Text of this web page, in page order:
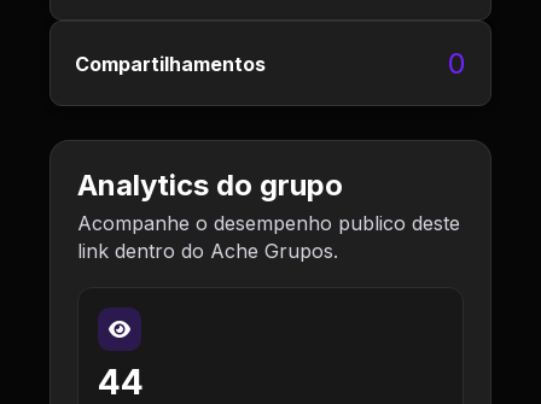
Compartilhamentos 0
Analytics do grupo
Acompanhe o desempenho publico deste
link dentro do Ache Grupos.
44